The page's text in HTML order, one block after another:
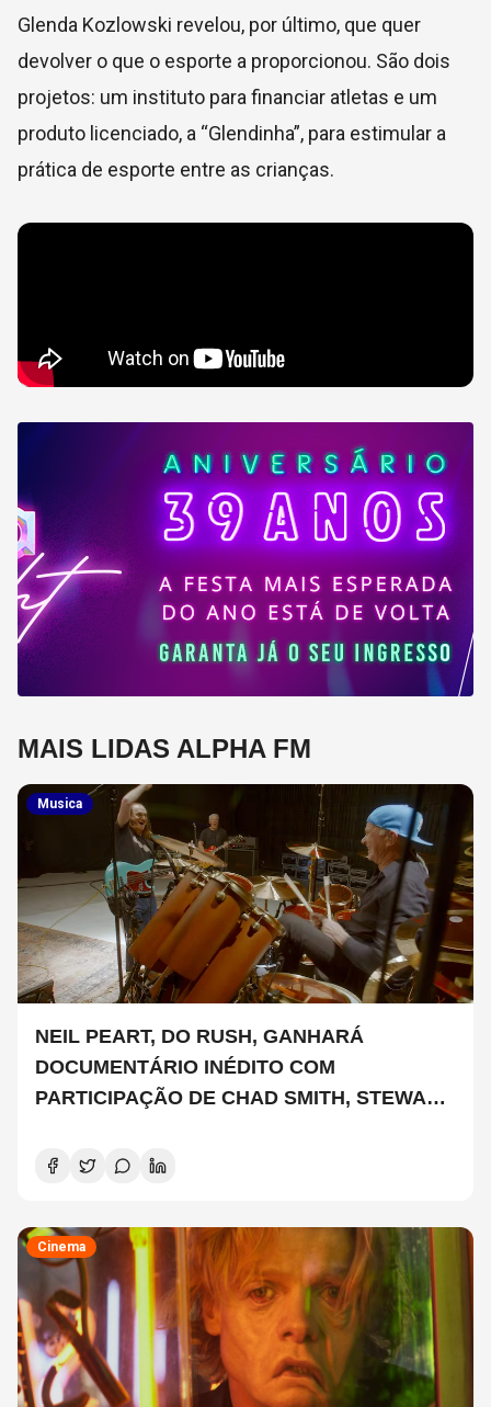
Glenda Kozlowski revelou, por último, que quer
devolver o que o esporte a proporcionou. São dois
projetos: um instituto para financiar atletas e um
produto licenciado, a “Glendinha”, para estimular a
prática de esporte entre as crianças.
MAIS LIDAS ALPHA FM
Musica
NEIL PEART, DO RUSH, GANHARÁ
DOCUMENTÁRIO INÉDITO COM
PARTICIPAÇÃO DE CHAD SMITH, STEWART
Cinema